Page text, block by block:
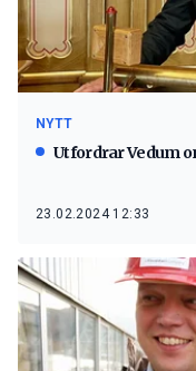
NYTT
Utfordrar Vedum
23.02.2024 12:33